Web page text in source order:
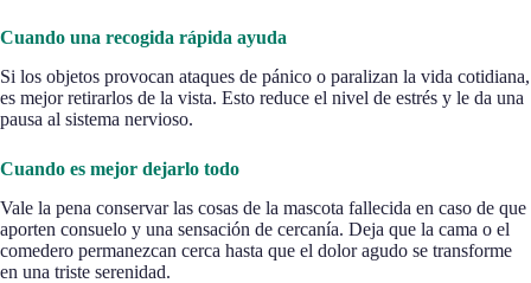
Cuando una recogida rápida ayuda
Si los objetos provocan ataques de pánico o paralizan la vida cotidiana,
es mejor retirarlos de la vista. Esto reduce el nivel de estrés y le da una
pausa al sistema nervioso.
Cuando es mejor dejarlo todo
Vale la pena conservar las cosas de la mascota fallecida en caso de que
aporten consuelo y una sensación de cercanía. Deja que la cama o el
comedero permanezcan cerca hasta que el dolor agudo se transforme
en una triste serenidad.